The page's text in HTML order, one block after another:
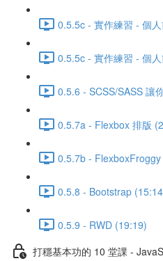
0.5.5c - 實作練習 - 個
0.5.5c - 實作練習 - 個
0.5.6 - SCSS/SASS 讓
0.5.7a - Flexbox 排版
0.5.7b -
0.5.8 - Bootstrap
0.5.9 - RWD (19:19)
打穩基本功的 10 堂課 -